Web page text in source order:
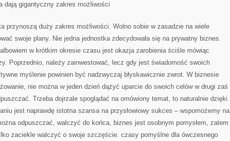
dają gigantyczny zakres możliwości
przynoszą duży zakres możliwości. Wolno sobie w zasadzie na wiele
swoje plany. Nie jedna jednostka zdecydowała się na prywatny biznes.
w krótkim okresie czasu jest okazja zarobienia ściśle mówiąc
Poprzednio, należy zainwestować, lecz gdy jest świadomość swoich
myślenie powinien być nadzwyczaj błyskawicznie zwrot. W biznesie
nie można w jeden dzień dążyć uparcie do swoich celów w drugi zaś
Trzeba dojrzale spoglądać na omówiony temat, to naturalnie dzięki
jest naprawdę istotna szansa na przysłowiowy sukces – wspomożemy na
odpuszczać, walczyć do końca, biznes jest osobnym pomysłem, zatem
zaciekle walczyć o swoje szczęście. czasy pomyślne dla ówczesnego